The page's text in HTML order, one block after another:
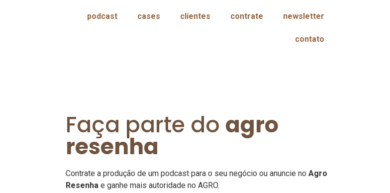
podcast cases clientes contrate newsletter
contato
Faça parte do agro
resenha
Contrate a produção de um podcast para o seu negócio ou anuncie no Agro
Resenha e ganhe mais autoridade no AGRO.